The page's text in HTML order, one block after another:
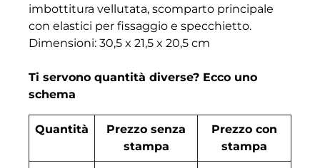
imbottitura vellutata, scomparto principale
con elastici per fissaggio e specchietto.
Dimensioni: 30,5 x 21,5 x 20,5 cm
Ti servono quantità diverse? Ecco uno
schema
Quantità
Prezzo senza
stampa
Prezzo con
stampa